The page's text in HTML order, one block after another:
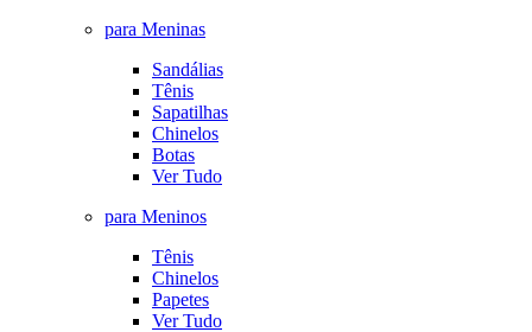
para Meninas
Sandálias
Tênis
Sapatilhas
Chinelos
Botas
Ver Tudo
para Meninos
Tênis
Chinelos
Papetes
Ver Tudo